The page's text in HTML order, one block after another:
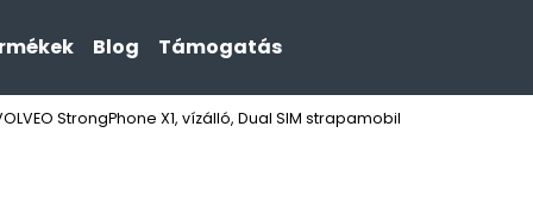
Blog Támogatás
StrongPhone X1, vízálló, Dual SIM strapamobil
Mit keres?